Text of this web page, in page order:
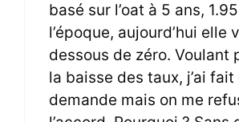
basé sur l’oat à 5 ans,
l’époque, aujourd’hui elle
dessous de zéro. Voulant
la baisse des taux, j’ai fait
demande mais on me